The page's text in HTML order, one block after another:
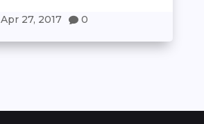
Apr 27, 2017  0